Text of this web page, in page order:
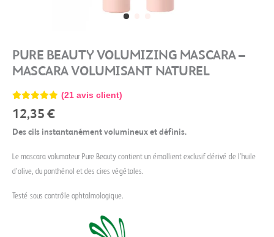
PURE BEAUTY VOLUMIZING MASCARA –
MASCARA VOLUMISANT NATUREL
Noté 4.86
sur 5
21
notations
(21avis client)
12,35€
Des cils instantanément volumineux et définis.
Le mascara volumateur Pure Beauty contient un émollient exclusif dérivé de l’huile
d’olive, du panthénol et des cires végétales.
Testé sous contrôle ophtalmologique.